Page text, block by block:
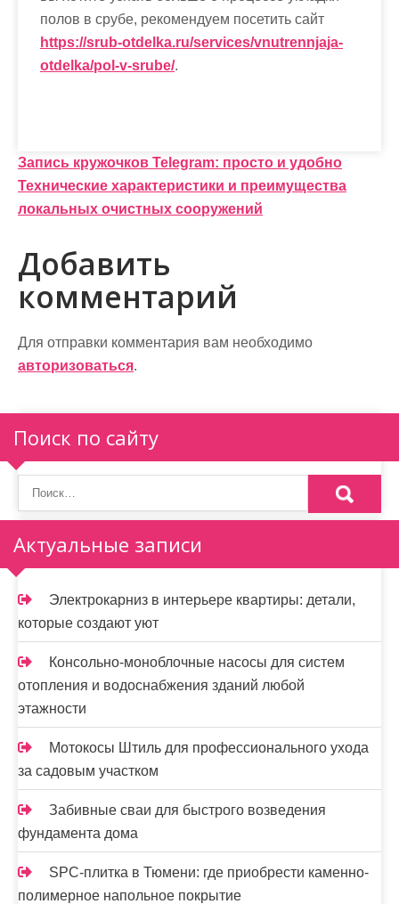
полов в срубе, рекомендуем посетить сайт
https://srub-otdelka.ru/services/vnutrennjaja-
otdelka/pol-v-srube/.
Н
а
и
г
а
ц
я
п
о
з
а
п
и
с
я
м
Запись кружочков Telegram: просто и удобно
Технические характеристики и преимущества
локальных очистных сооружений
Добавить
комментарий
Для отправки комментария вам необходимо
авторизоваться.
Поиск по сайту
Актуальные записи
Электрокарниз в интерьере квартиры: детали,
которые создают уют
Консольно-моноблочные насосы для систем
отопления и водоснабжения зданий любой
этажности
Мотокосы Штиль для профессионального ухода
за садовым участком
Забивные сваи для быстрого возведения
фундамента дома
SPC-плитка в Тюмени: где приобрести каменно-
полимерное напольное покрытие